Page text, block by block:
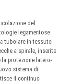
del
legamentose
tubolare in tessuto
a spirale, inserite
la protezione latero-
sistema di
il continuo